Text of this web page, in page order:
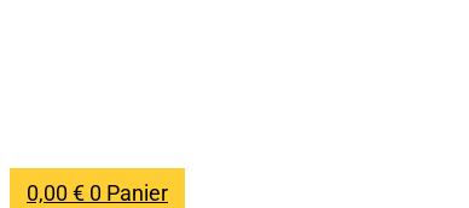
0,00€ 0 Panier